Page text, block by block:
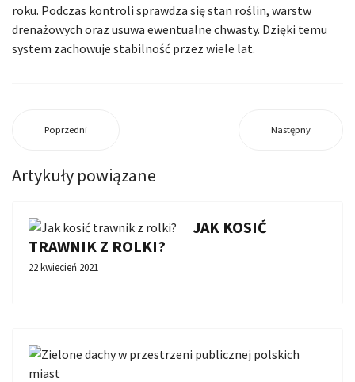
roku. Podczas kontroli sprawdza się stan roślin, warstw
drenażowych oraz usuwa ewentualne chwasty. Dzięki temu
system zachowuje stabilność przez wiele lat.
Poprzedni Następny
Artykuły powiązane
JAK KOSIĆ
TRAWNIK Z ROLKI?
22 kwiecień 2021